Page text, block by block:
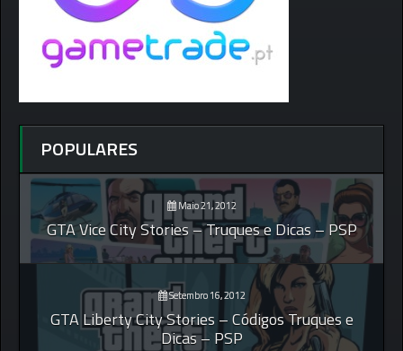
POPULARES
Maio 21, 2012
GTA Vice City Stories – Truques e Dicas – PSP
Setembro 16, 2012
GTA Liberty City Stories – Códigos Truques e
Dicas – PSP